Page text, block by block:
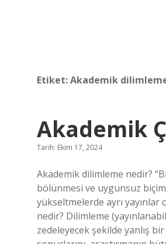
Etiket:Akademik
Akademik
Tarih: Ekim 17, 2024
Akademik dilimleme nedir?
bölünmesi ve uygunsuz
yükseltmelerde ayrı
nedir? Dilimleme
zedeleyecek şekilde yanlış